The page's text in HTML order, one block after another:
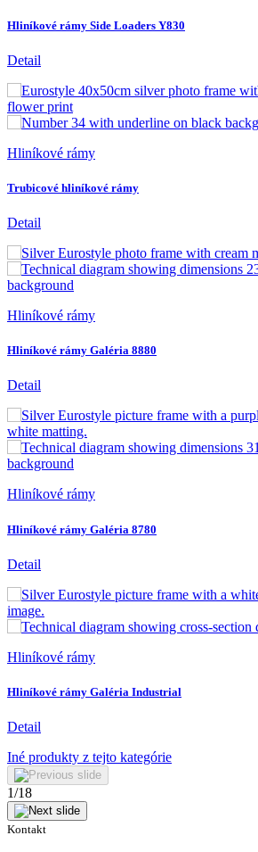
Hliníkové rámy Side Loaders Y830
Detail
Hliníkové rámy
Trubicové hliníkové rámy
Detail
Hliníkové rámy
Hliníkové rámy Galéria 8880
Detail
Hliníkové rámy
Hliníkové rámy Galéria 8780
Detail
Hliníkové rámy
Hliníkové rámy Galéria Industrial
Detail
Iné produkty z tejto kategórie
1/18
Kontakt